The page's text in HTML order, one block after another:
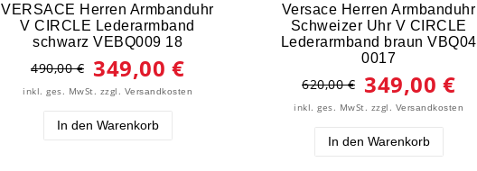
VERSACE Herren Armbanduhr
V CIRCLE Lederarmband
schwarz VEBQ009 18
490,00 € 349,00 €
inkl. ges. MwSt. zzgl. Versandkosten
In den Warenkorb
Versace Herren Armbanduhr
Schweizer Uhr V CIRCLE
Lederarmband braun VBQ04
0017
620,00 € 349,00 €
inkl. ges. MwSt. zzgl. Versandkosten
In den Warenkorb